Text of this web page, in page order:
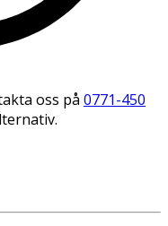
oss på 0771-450